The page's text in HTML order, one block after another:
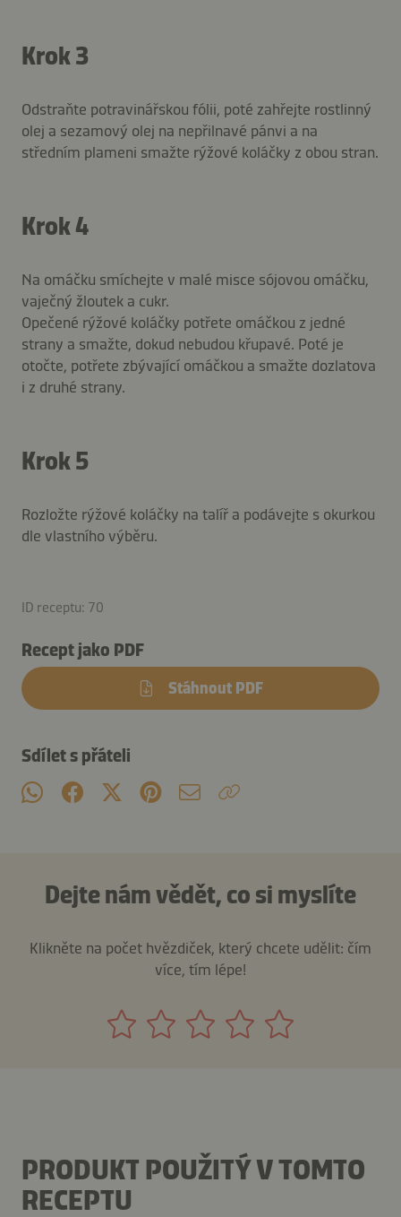
Krok 3
Odstraňte potravinářskou fólii, poté zahřejte rostlinný
olej a sezamový olej na nepřilnavé pánvi a na
středním plameni smažte rýžové koláčky z obou stran.
Krok 4
Na omáčku smíchejte v malé misce sójovou omáčku,
vaječný žloutek a cukr.
Opečené rýžové koláčky potřete omáčkou z jedné
strany a smažte, dokud nebudou křupavé. Poté je
otočte, potřete zbývající omáčkou a smažte dozlatova
i z druhé strany.
Krok 5
Rozložte rýžové koláčky na talíř a podávejte s okurkou
dle vlastního výběru.
ID receptu: 70
Recept jako PDF
Stáhnout PDF
Sdílet s přáteli
Dejte nám vědět, co si myslíte
Klikněte na počet hvězdiček, který chcete udělit: čím
více, tím lépe!
PRODUKT POUŽITÝ V TOMTO
RECEPTU